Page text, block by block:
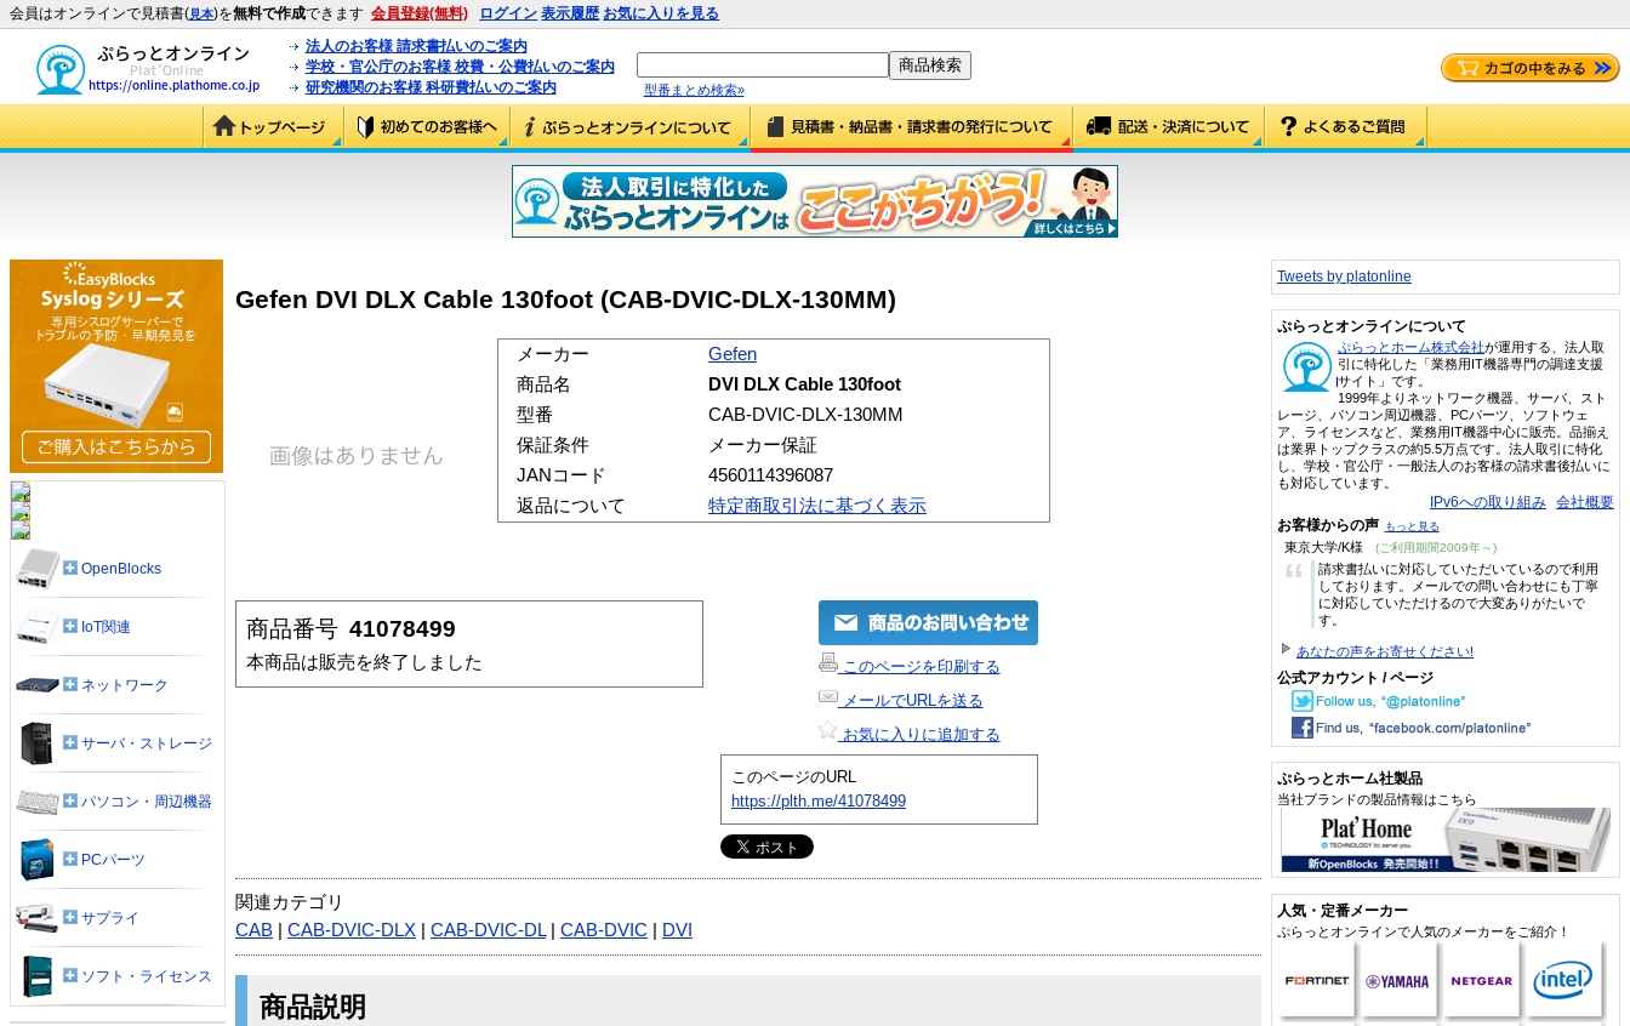
会員はオンラインで見積書(見本)を無料で作成できます 会員登録(無料) ログイン 表示履歴 お気に入りを見る
法人のお客様 請求書払いのご案内
学校・官公庁のお客様 校費・公費払いのご案内
研究機関のお客様 科研費払いのご案内
型番まとめ検索»
Gefen DVI DLX Cable 130foot (CAB-DVIC-DLX-130MM)
メーカー
Gefen
商品名
DVI DLX Cable 130foot
型番
CAB-DVIC-DLX-130MM
保証条件
メーカー保証
JANコード
4560114396087
返品について
特定商取引法に基づく表示
商品番号 41078499
本商品は販売を終了しました
このページを印刷する
メールでURLを送る
お気に入りに追加する
このページのURL
https://plth.me/41078499
関連カテゴリ
CAB
CAB-DVIC-DLX CAB-DVIC-DL| CAB-DVIC DVI
商品説明
OpenBlocks
IoT関連
ネットワーク
サーバ・ストレージ
パソコン・周辺機器
PCパーツ
サプライ
ソフト・ライセンス
Tweets by platonline
ぷらっとオンラインについて
ぷらっとホーム株式会社が運用する、法人取
引に特化した「業務用IT機器専門の調達支援
サイト」です。
1999年よりネットワーク機器、サーバ、スト
レージ、パソコン周辺機器、PCパーツ、ソフトウェ
ア、ライセンスなど、業務用IT機器中心に販売。品揃え
は業界トップクラスの約5.5万点です。法人取引に特化
し、学校・官公庁・一般法人のお客様の請求書後払いに
も対応しています。
IPv6への取り組み 会社概要
お客様からの声 もっと見る
東京大学/K様 (ご利用期間2009年～)
“
請求書払いに対応していただいているので利用
しております。メールでの問い合わせにも丁寧
に対応していただけるので大変ありがたいで
す。
あなたの声をお寄せください!
公式アカウント / ページ
ぷらっとホーム社製品
当社ブランドの製品情報はこちら
人気・定番メーカー
ぷらっとオンラインで人気のメーカーをご紹介！